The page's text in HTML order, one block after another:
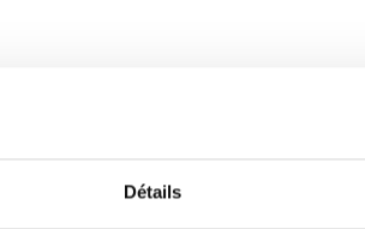
Détails